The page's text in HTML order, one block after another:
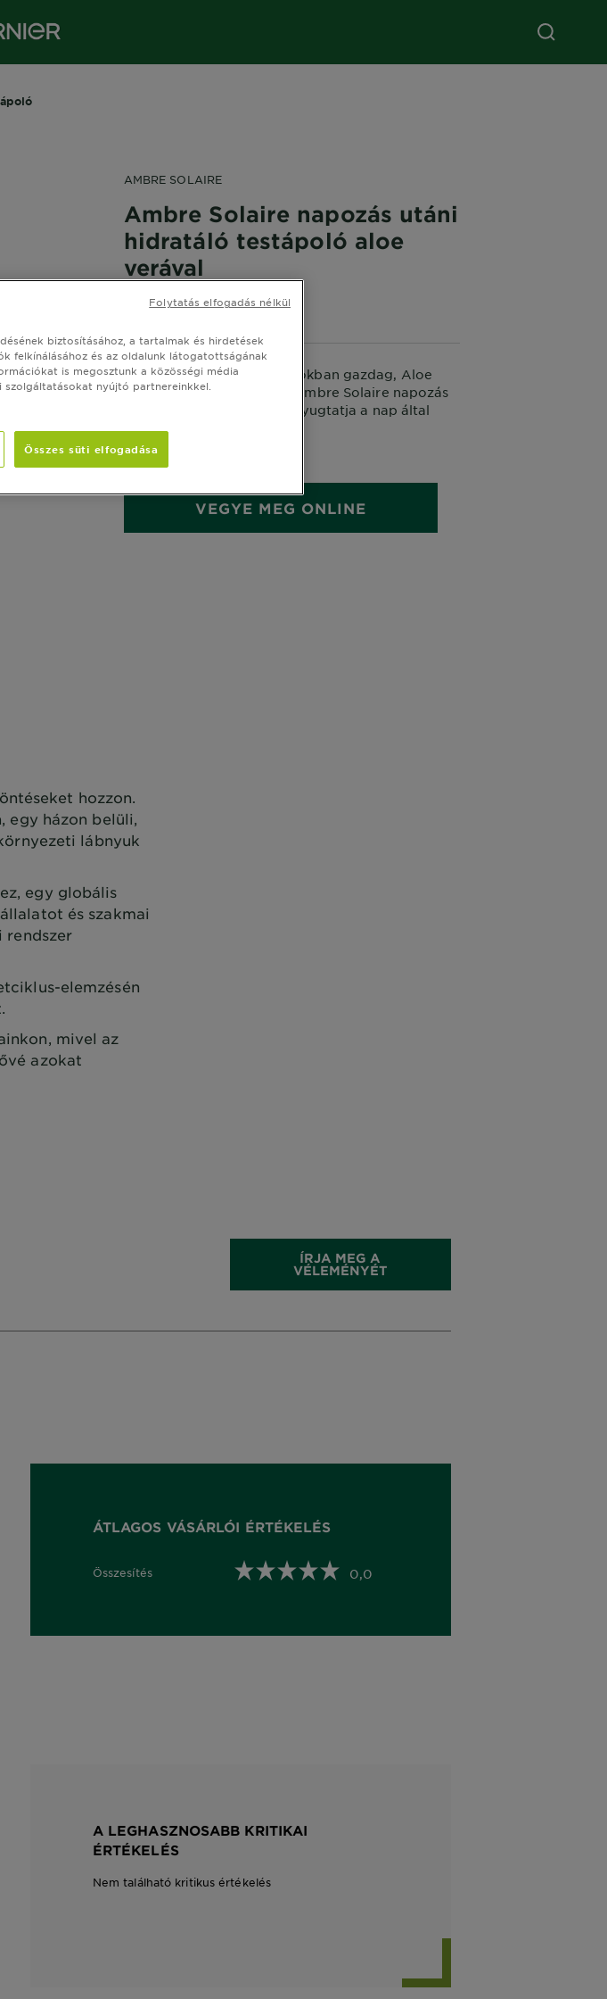
AMBRE SOLAIRE
Ambre Solaire napozás utáni
hidratáló testápoló aloe
verával
0,0/5 (0 Értékelés)
A vitaminokban és ásványokban gazdag, Aloe
Verát tartalmazó Garnier Ambre Solaire napozás
utáni hidratáló testápoló nyugtatja a nap által
kiszárított bőrt.
MÉRET
VEGYE MEG ONLINE
hozzon.
egy házon belüli,
lábnyuk
egy globális
és szakmai
rendszer
elemzésén
mivel az
azokat
ÍRJA MEG A
VÉLEMÉNYÉT
ÁTLAGOS VÁSÁRLÓI ÉRTÉKELÉS
Összesítés
0,0 out of 5 stars 0,0
A LEGHASZNOSABB KRITIKAI
ÉRTÉKELÉS
Nem található kritikus értékelés
biztosításához, a tartalmak és hirdetések
felkínálásához és az oldalunk látogatottságának
is megosztunk a közösségi média
nyújtó partnereinkkel.
Összes süti elfogadása
Folytatás elfogadás nélkül